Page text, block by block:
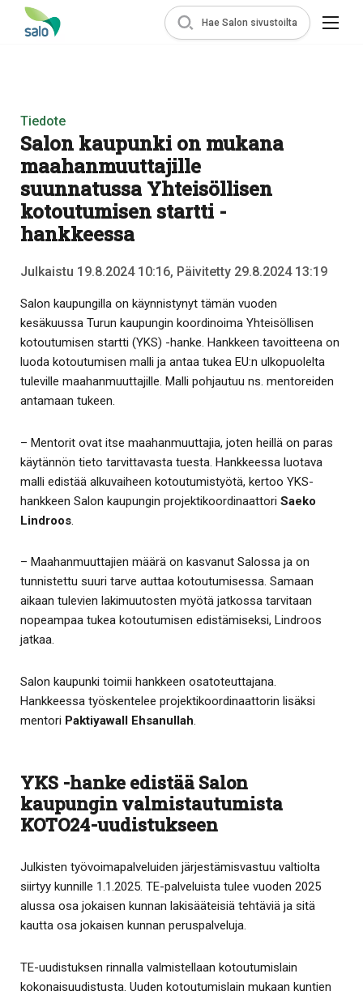
Hae Salon sivustoilta
Tiedote
Salon kaupunki on mukana
maahanmuuttajille
suunnatussa Yhteisöllisen
kotoutumisen startti -
hankkeessa
Julkaistu 19.8.2024 10:16, Päivitetty 29.8.2024 13:19
Salon kaupungilla on käynnistynyt tämän vuoden
kesäkuussa Turun kaupungin koordinoima Yhteisöllisen
kotoutumisen startti (YKS) -hanke. Hankkeen tavoitteena on
luoda kotoutumisen malli ja antaa tukea EU:n ulkopuolelta
tuleville maahanmuuttajille. Malli pohjautuu ns. mentoreiden
antamaan tukeen.
– Mentorit ovat itse maahanmuuttajia, joten heillä on paras
käytännön tieto tarvittavasta tuesta. Hankkeessa luotava
malli edistää alkuvaiheen kotoutumistyötä, kertoo YKS-
hankkeen Salon kaupungin projektikoordinaattori Saeko
Lindroos
– Maahanmuuttajien määrä on kasvanut Salossa ja on
tunnistettu suuri tarve auttaa kotoutumisessa. Samaan
aikaan tulevien lakimuutosten myötä jatkossa tarvitaan
nopeampaa tukea kotoutumisen edistämiseksi, Lindroos
jatkaa.
Salon kaupunki toimii hankkeen osatoteuttajana.
Hankkeessa työskentelee projektikoordinaattorin lisäksi
mentori Paktiyawall Ehsanullah
YKS -hanke edistää Salon
kaupungin valmistautumista
KOTO24-uudistukseen
Julkisten työvoimapalveluiden järjestämisvastuu valtiolta
siirtyy kunnille 1.1.2025. TE-palveluista tulee vuoden 2025
alussa osa jokaisen kunnan lakisääteisiä tehtäviä ja sitä
kautta osa jokaisen kunnan peruspalveluja.
TE-uudistuksen rinnalla valmistellaan kotoutumislain
kokonaisuudistusta. Uuden kotoutumislain mukaan kuntien